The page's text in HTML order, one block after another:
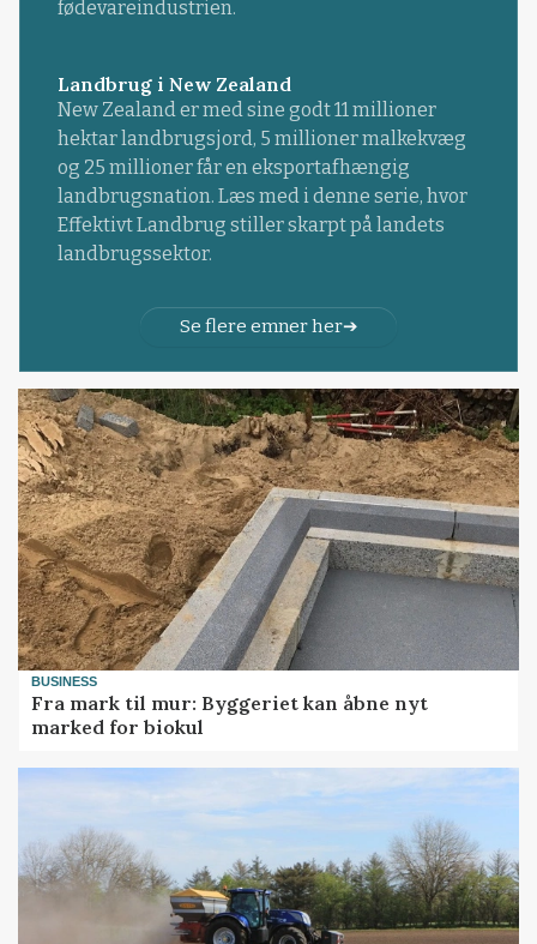
fødevareindustrien.
Landbrug i New Zealand
New Zealand er med sine godt 11 millioner
hektar landbrugsjord, 5 millioner malkekvæg
og 25 millioner får en eksportafhængig
landbrugsnation. Læs med i denne serie, hvor
Effektivt Landbrug stiller skarpt på landets
landbrugssektor.
Se flere emner her
BUSINESS
Fra mark til mur: Byggeriet kan åbne nyt
marked for biokul